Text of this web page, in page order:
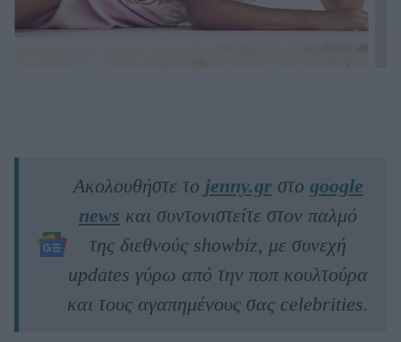
Ακολουθήστε το jenny.grστο google
news και συντονιστείτε στον παλμό
της διεθνούς showbiz, με συνεχή
updates γύρω από την ποπ κουλτούρα
και τους αγαπημένους σας celebrities.